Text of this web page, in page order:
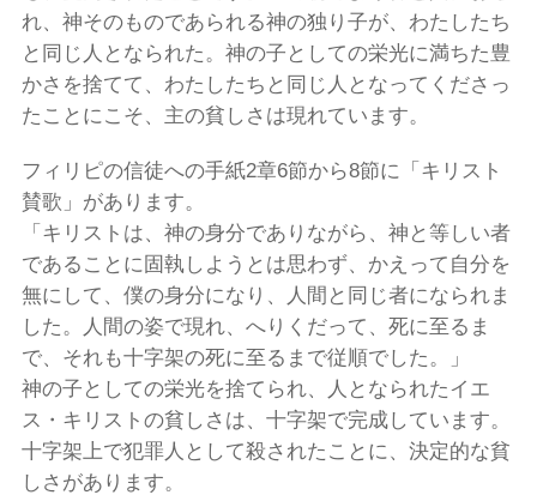
れ、神そのものであられる神の独り子が、わたしたち
と同じ人となられた。神の子としての栄光に満ちた豊
かさを捨てて、わたしたちと同じ人となってくださっ
たことにこそ、主の貧しさは現れています。
フィリピの信徒への手紙2章6節から8節に「キリスト
賛歌」があります。
「キリストは、神の身分でありながら、神と等しい者
であることに固執しようとは思わず、かえって自分を
無にして、僕の身分になり、人間と同じ者になられま
した。人間の姿で現れ、へりくだって、死に至るま
で、それも十字架の死に至るまで従順でした。」
神の子としての栄光を捨てられ、人となられたイエ
ス・キリストの貧しさは、十字架で完成しています。
十字架上で犯罪人として殺されたことに、決定的な貧
しさがあります。